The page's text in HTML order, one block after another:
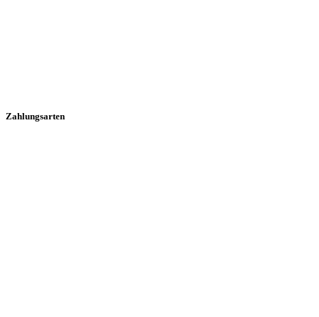
Zahlungsarten